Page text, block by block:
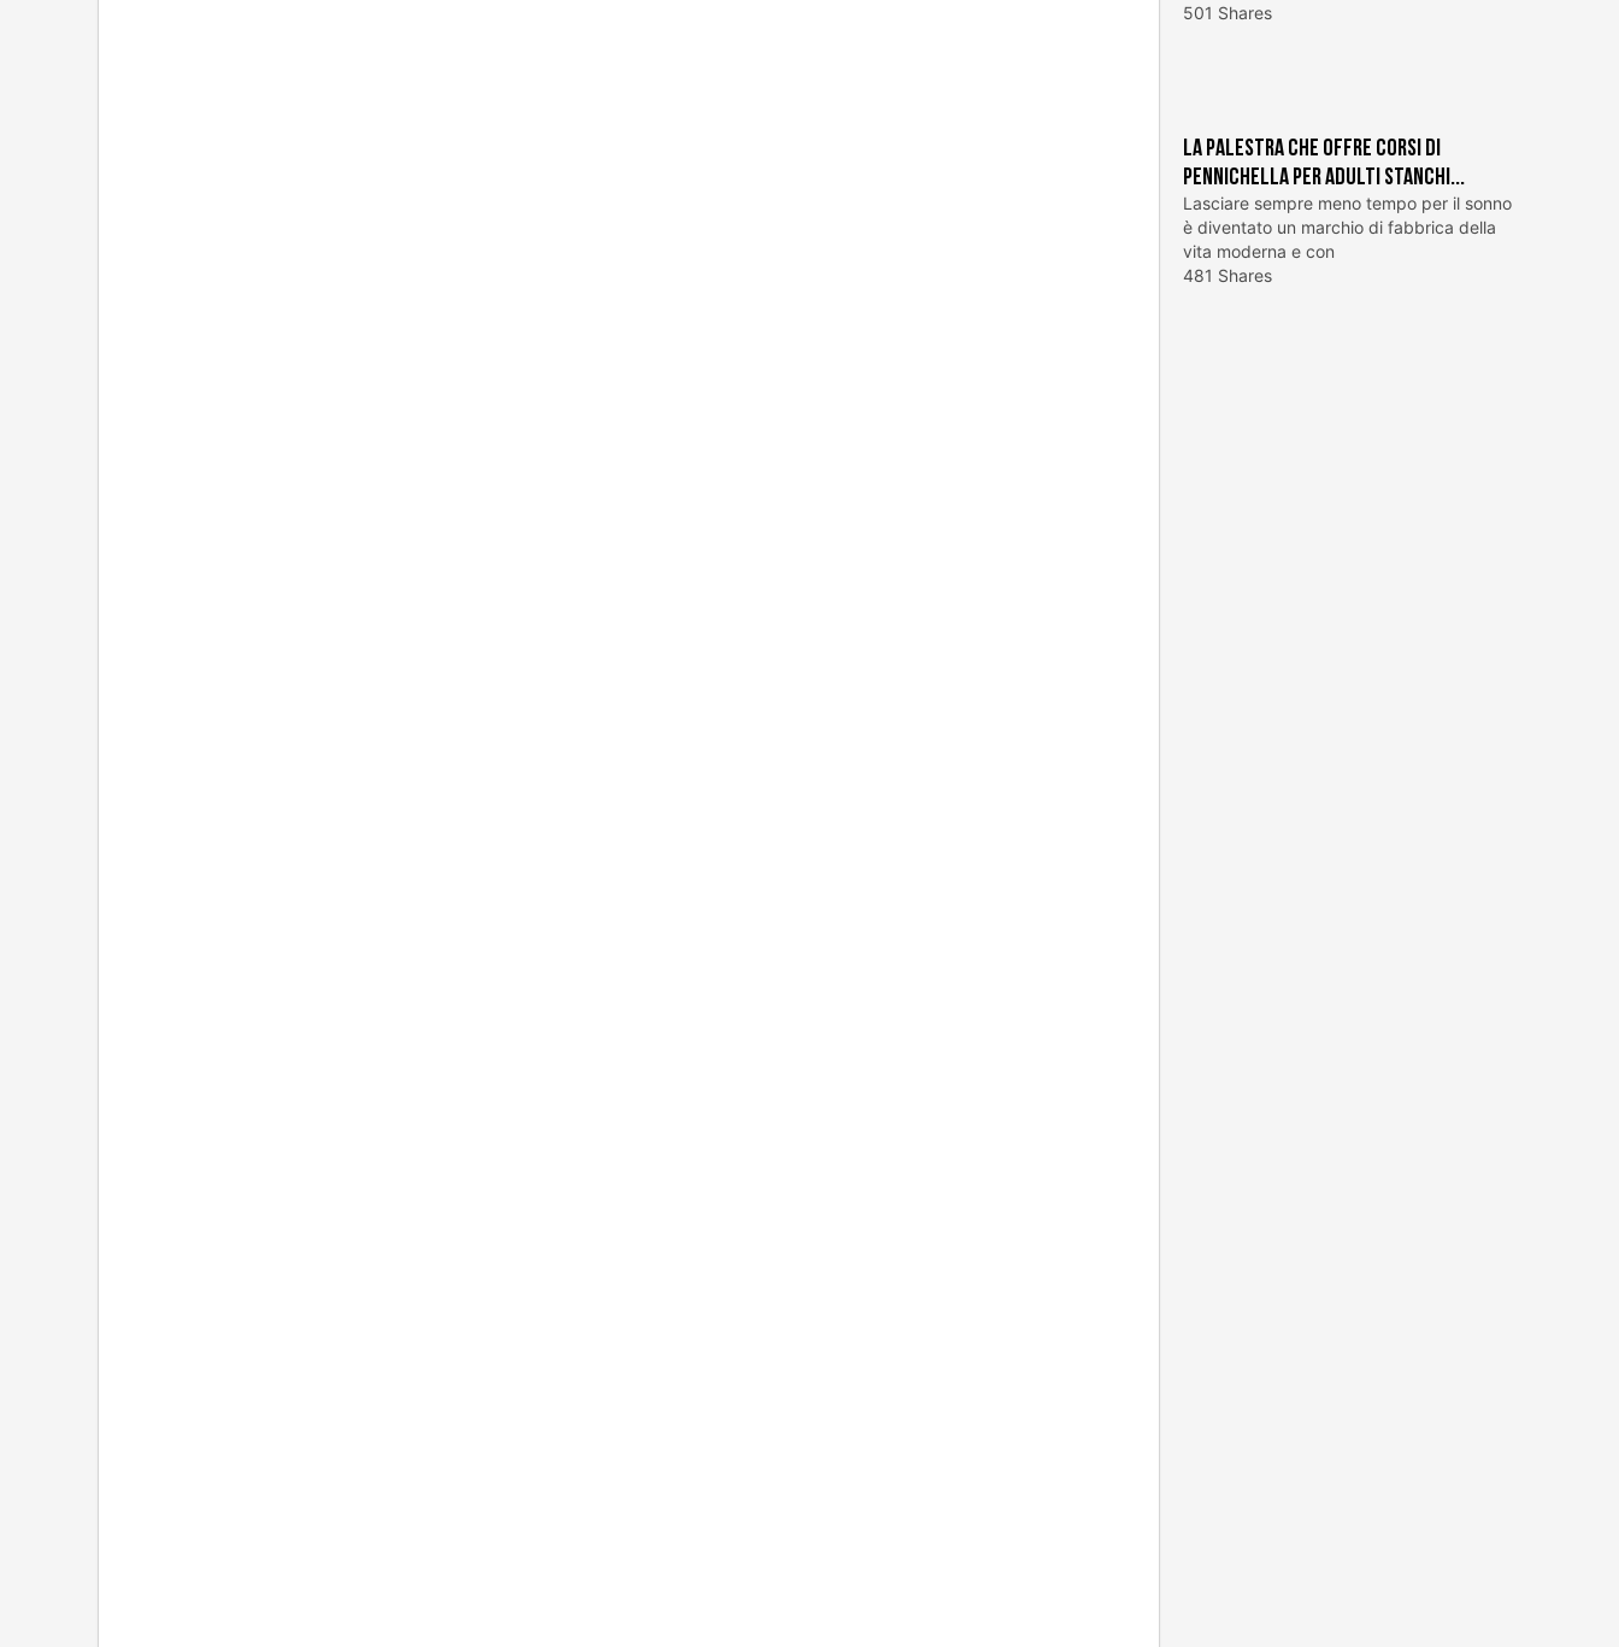
501 Shares
La palestra che offre corsi di
pennichella per adulti stanchi...
Lasciare sempre meno tempo per il sonno
è diventato un marchio di fabbrica della
vita moderna e con
481 Shares